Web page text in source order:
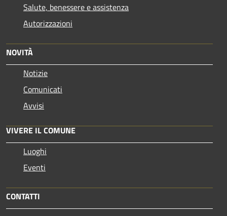
Salute, benessere e assistenza
Autorizzazioni
NOVITÀ
Notizie
Comunicati
Avvisi
VIVERE IL COMUNE
Luoghi
Eventi
CONTATTI